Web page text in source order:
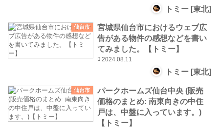
トミー [東北]
仙台市
宮城県仙台市におけるウェブ広
告がある物件の感想などを書い
てみました。【トミー】
2024.08.11
トミー [東北]
仙台市
パークホームズ仙台中央 (販売
価格のまとめ: 南東向きの中住
戸は、中盤に入っています。)
【トミー】